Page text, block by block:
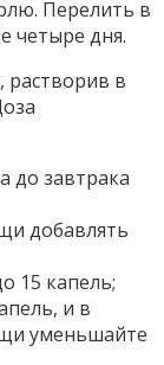
Перелить в
четыре дня.
в
до завтрака
добавлять
15 капель;
и в
уменьшайте